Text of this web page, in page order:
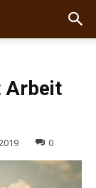
Arbeit
0